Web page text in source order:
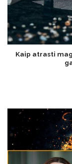
Kaip atrasti